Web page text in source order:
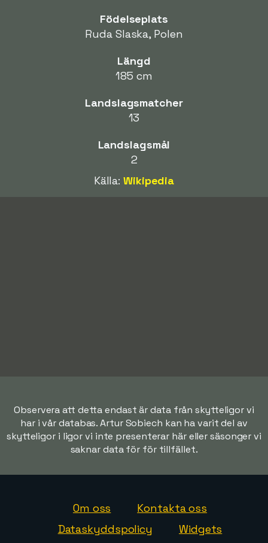
Födelseplats
Ruda Slaska, Polen
Längd
185 cm
Landslagsmatcher
13
Landslagsmål
2
Källa:Wikipedia
Observera att detta endast är data från skytteligor vi
har i vår databas. Artur Sobiech kan ha varit del av
skytteligor i ligor vi inte presenterar här eller säsonger vi
saknar data för för tillfället.
Om oss
Kontakta oss
Dataskyddspolicy
Widgets